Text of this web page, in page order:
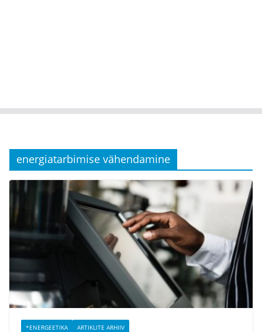
energiatarbimise vähendamine
*ENERGEETIKA ARTIKLITE ARHIIV